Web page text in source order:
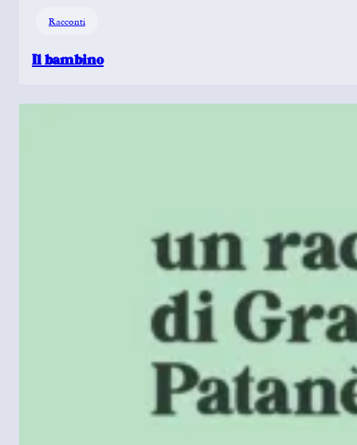
Racconti
Il bambino